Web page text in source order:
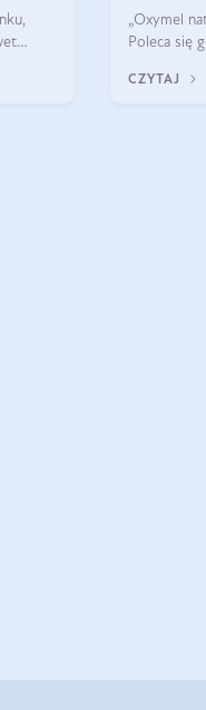
„Oxymel
Poleca się
wzmacnia
CZYTAJ